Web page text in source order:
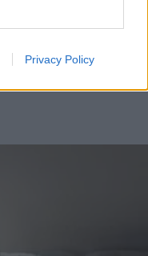
Privacy Policy
evitare il pericolo